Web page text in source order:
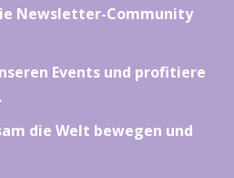
Newsletter-Community
Events und profitiere
die Welt bewegen und